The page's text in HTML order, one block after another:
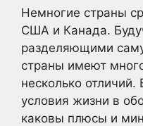
Немногие страны
США и Канада.
разделяющими
страны имеют
несколько отличий.
условия жизни в
каковы плюсы и